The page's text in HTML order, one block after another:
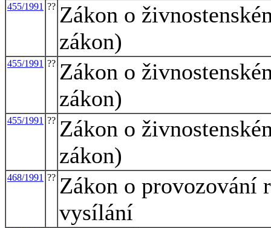
455/1991 ?? Zákon o
zákon)
455/1991 ?? Zákon o
zákon)
455/1991 ?? Zákon o
zákon)
468/1991 ?? Zákon o provozování
vysílání